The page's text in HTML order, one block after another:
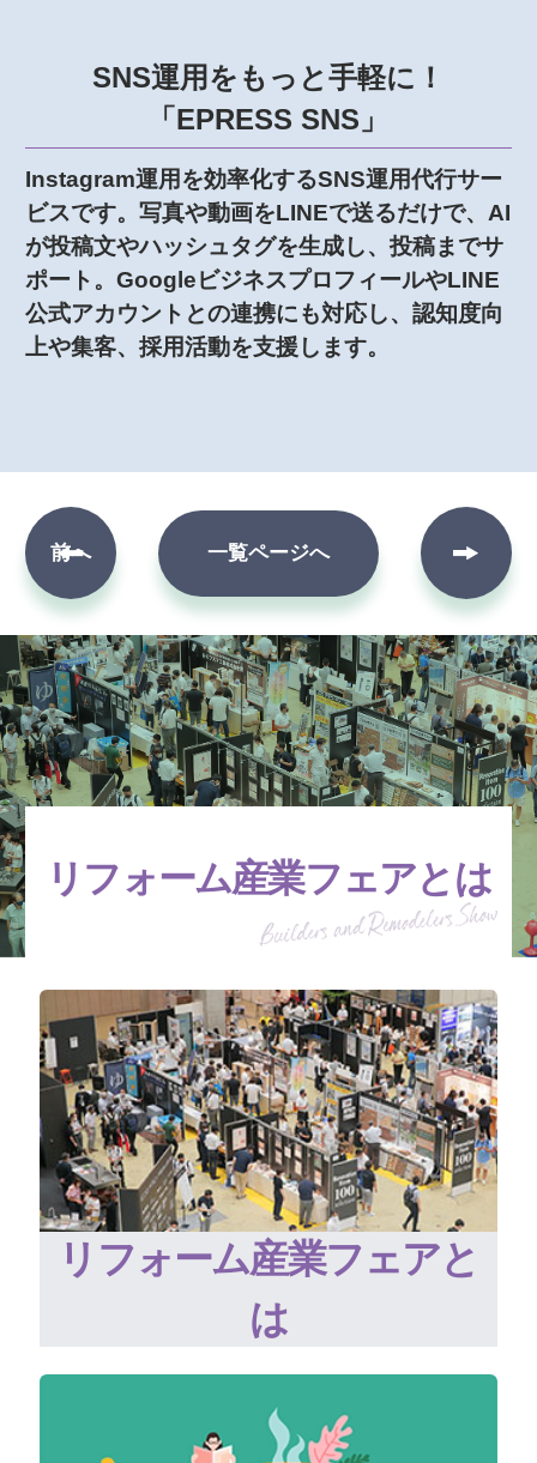
SNS運用をもっと手軽に！
「EPRESS SNS」
Instagram運用を効率化するSNS運用代行サー
ビスです。写真や動画をLINEで送るだけで、AI
が投稿文やハッシュタグを生成し、投稿までサ
ポート。GoogleビジネスプロフィールやLINE
公式アカウントとの連携にも対応し、認知度向
上や集客、採用活動を支援します。
前へ 一覧ページへ
次へ
リフォーム産業フェアとは
リフォーム産業フェアと
は